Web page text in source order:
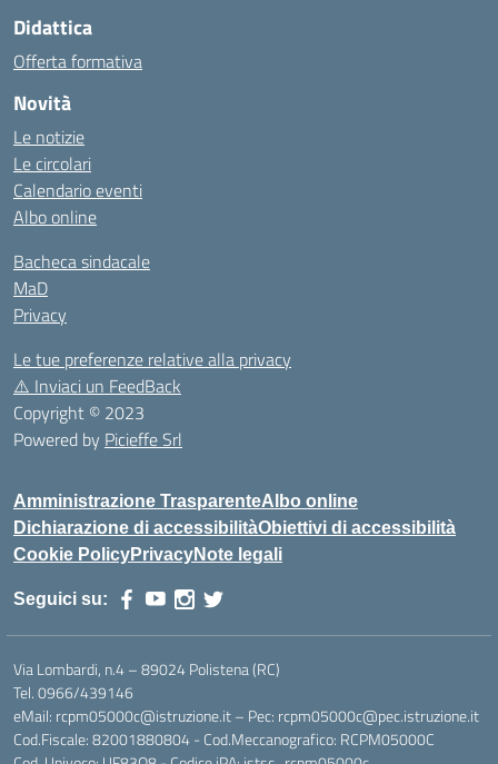
Didattica
Offerta formativa
Novità
Le notizie
Le circolari
Calendario eventi
Albo online
Bacheca sindacale
MaD
Privacy
Le tue preferenze relative alla privacy
⚠️ Inviaci un FeedBack
Copyright © 2023
Powered by Picieffe Srl
Amministrazione TrasparenteAlbo online
Dichiarazione di accessibilitàObiettivi di accessibilità
Cookie PolicyPrivacyNote legali
Seguici su:
Via Lombardi, n.4 – 89024 Polistena (RC)
Tel. 0966/439146
eMail: rcpm05000c@istruzione.it – Pec: rcpm05000c@pec.istruzione.it
Cod.Fiscale: 82001880804 - Cod.Meccanografico: RCPM05000C